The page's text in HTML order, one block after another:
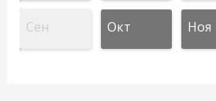
Сен Окт Ноя